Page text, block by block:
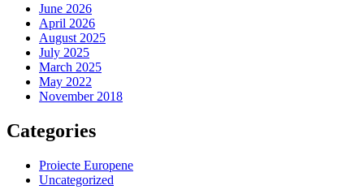
June 2026
April 2026
August 2025
July 2025
March 2025
May 2022
November 2018
Categories
Proiecte Europene
Uncategorized